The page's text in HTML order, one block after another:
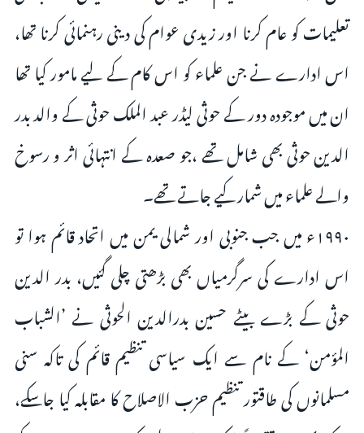
تعلیمات کو عام کرنا اور زیدی عوام کی دینی رہنمائی کرنا تھا،
اس ادارے نے جن علماء کو اس کام کے لیے مامور کیا تھا
ان میں موجودہ دور کے حوثی لیڈر عبد الملک حوثی کے والد بدر
الدین حوثی بھی شامل تھے ،جو صعدہ کے انتہائی اثر و رسوخ
والے علماء میں شمار کیے جاتے تھے۔
۱۹۹۰ء میں جب جنوبی اور شمالی یمن میں اتحاد قائم ہوا تو
اس ادارے کی سرگرمیاں بھی بڑھتی چلی گئیں، بدر الدین
حوثی کے بڑے بیٹے حسین بدرالدین الحوثی نے ’الشباب
المؤمن‘ کے نام سے ایک سیاسی تنظیم قائم کی تاکہ سنی
مسلمانوں کی طاقتور تنظیم حزب الاصلاح کا مقابلہ کیا جاسکے،